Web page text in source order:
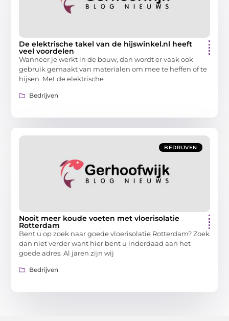
De elektrische takel van de hijswinkel.nl heeft
veel voordelen
Wanneer je werkt in de bouw, dan wordt er vaak ook
gebruik gemaakt van materialen om mee te heffen of te
hijsen. Met de elektrische
Bedrijven
BEDRIJVEN
Nooit meer koude voeten met vloerisolatie
Rotterdam
Bent u op zoek naar goede vloerisolatie Rotterdam? Zoek
dan niet verder want hier bent u inderdaad aan het
goede adres. Al jaren zijn wij
Bedrijven